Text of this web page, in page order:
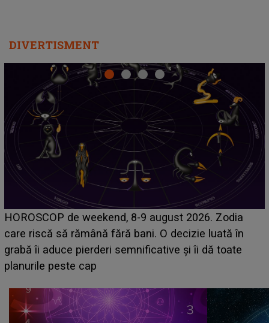
DIVERTISMENT
Emanuel a ținut ACEST DETALIU ASCUNS până
acum! În fața Alexandrei, concurentul din Casa Iubirii
face o MĂRTURISIRE NEAȘTEPTATĂ despre mama
sa: "I-am spus și ei în față, eu nu te iubesc pentru